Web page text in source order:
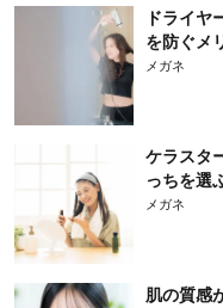
ドライヤ
を防ぐメ
メガネ
ケラスタ
っちを選
メガネ
肌の質感